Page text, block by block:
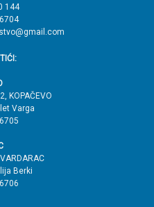
144
KOPAČEVO
Varga
Berki